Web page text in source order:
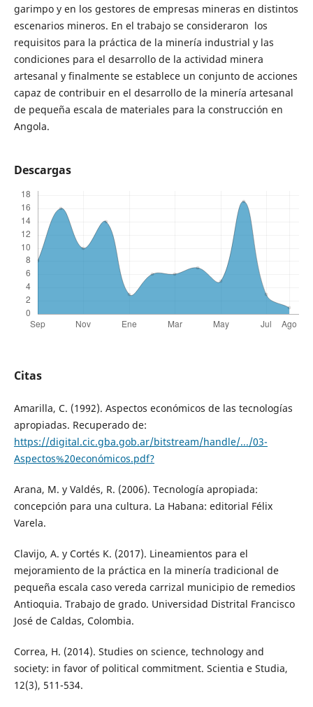
garimpo y en los gestores de empresas mineras en distintos
escenarios mineros. En el trabajo se consideraron los
requisitos para la práctica de la minería industrial y las
condiciones para el desarrollo de la actividad minera
artesanal y finalmente se establece un conjunto de acciones
capaz de contribuir en el desarrollo de la minería artesanal
de pequeña escala de materiales para la construcción en
Angola.
Descargas
Citas
Amarilla, C. (1992). Aspectos económicos de las tecnologías
apropiadas. Recuperado de:
https://digital.cic.gba.gob.ar/bitstream/handle/.../03-
Aspectos%20económicos.pdf?
Arana, M. y Valdés, R. (2006). Tecnología apropiada:
concepción para una cultura. La Habana: editorial Félix
Varela.
Clavijo, A. y Cortés K. (2017). Lineamientos para el
mejoramiento de la práctica en la minería tradicional de
pequeña escala caso vereda carrizal municipio de remedios
Antioquia. Trabajo de grado. Universidad Distrital Francisco
José de Caldas, Colombia.
Correa, H. (2014). Studies on science, technology and
society: in favor of political commitment. Scientia e Studia,
12(3), 511-534.